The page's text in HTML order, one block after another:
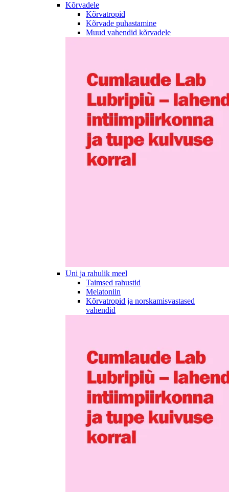
Kõrvadele
Kõrvatropid
Kõrvade puhastamine
Muud vahendid kõrvadele
Uni ja rahulik meel
Taimsed rahustid
Melatoniin
Kõrvatropid ja norskamisvastased
vahendid